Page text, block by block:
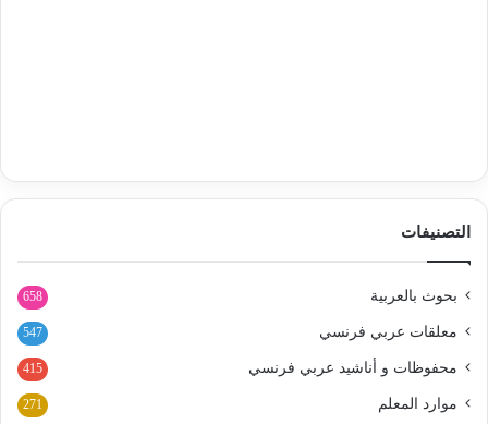
التصنيفات
بحوث بالعربية 658
معلقات عربي فرنسي 547
محفوظات و أناشيد عربي فرنسي 415
موارد المعلم 271